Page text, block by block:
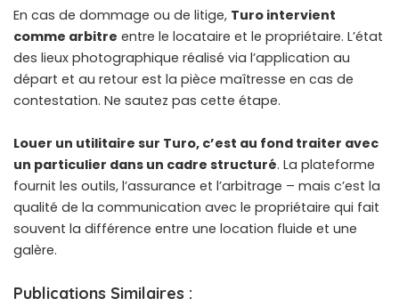
En cas de dommage ou de litige, Turo intervient
comme arbitre entre le locataire et le propriétaire. L’état
des lieux photographique réalisé via l’application au
départ et au retour est la pièce maîtresse en cas de
contestation. Ne sautez pas cette étape.
Louer un utilitaire sur Turo, c’est au fond traiter avec
un particulier dans un cadre structuré. La plateforme
fournit les outils, l’assurance et l’arbitrage – mais c’est la
qualité de la communication avec le propriétaire qui fait
souvent la différence entre une location fluide et une
galère.
Publications Similaires :